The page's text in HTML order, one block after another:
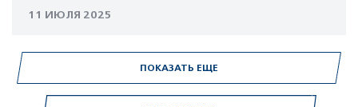
11 ИЮЛЯ 2025
ПОКАЗАТЬ ЕЩЕ